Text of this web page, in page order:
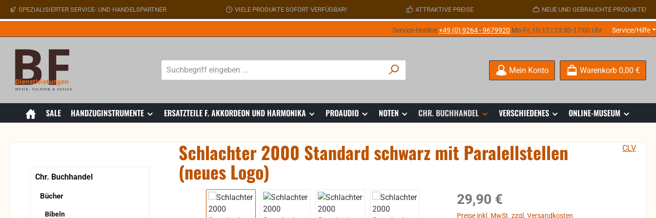
Hauptinhalt springen
Zur Suche springen
Zur Hauptnavigation springen
SPEZIALISIERTER SERVICE- UND HANDELSPARTNER VIELE PRODUKTE SOFORT VERFÜGBAR! ATTRAKTIVE PREISE NEUE UND GEBRAUCHTE PRODUKTE!
Service-Hotline+49 (0) 9264 - 9679920 Mo-Fr, 10-12 | 13:30-17:00 Uhr Service/Hilfe
Mein Konto Warenkorb 0,00 €
SALE HANDZUGINSTRUMENTE ERSATZTEILE F. AKKORDEON UND HARMONIKA PROAUDIO NOTEN CHR. BUCHHANDEL VERSCHIEDENES ONLINE-MUSEUM
Chr. Buchhandel
Bücher
Bibeln
Schlachter 2000 Standard schwarz mit Paralellstellen
(neues Logo)
CLV
Bildergalerie überspringen Regulärer Preis:
29,90 €
Preise inkl. MwSt. zzgl. Versandkosten